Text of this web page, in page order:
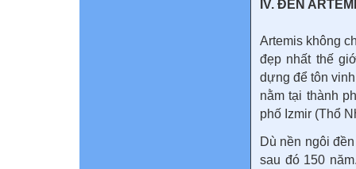
IV. ĐỀN
Artemis không
đẹp nhất thế
dựng để tôn
nằm tại thành
phố Izmir (Thổ
Dù nền ngôi
sau đó 150